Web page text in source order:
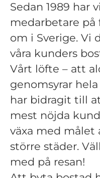
Sedan 1989 har
medarbetare
om i Sverige. Vi
våra kunders
Vårt löfte – att
genomsyrar
har bidragit till
mest nöjda
växa med målet
större städer.
med på resan!